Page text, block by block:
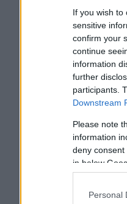
If you wish to
sensitive
confirm your
continue
information
further
participants.
Downstream
Please note
information
deny
in below
Personal